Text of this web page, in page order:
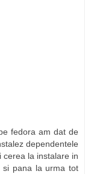
fedora am dat de
dependentele
la instalare in
si pana la urma tot